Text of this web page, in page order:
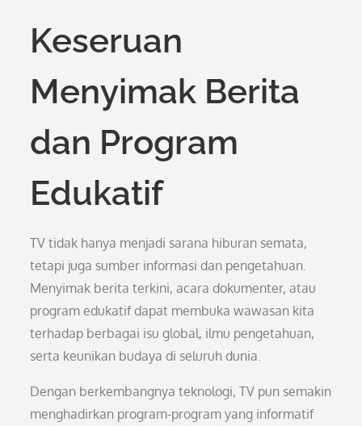
Keseruan
Menyimak Berita
dan Program
Edukatif
TV tidak hanya menjadi sarana hiburan semata,
tetapi juga sumber informasi dan pengetahuan.
Menyimak berita terkini, acara dokumenter, atau
program edukatif dapat membuka wawasan kita
terhadap berbagai isu global, ilmu pengetahuan,
serta keunikan budaya di seluruh dunia.
Dengan berkembangnya teknologi, TV pun semakin
menghadirkan program-program yang informatif